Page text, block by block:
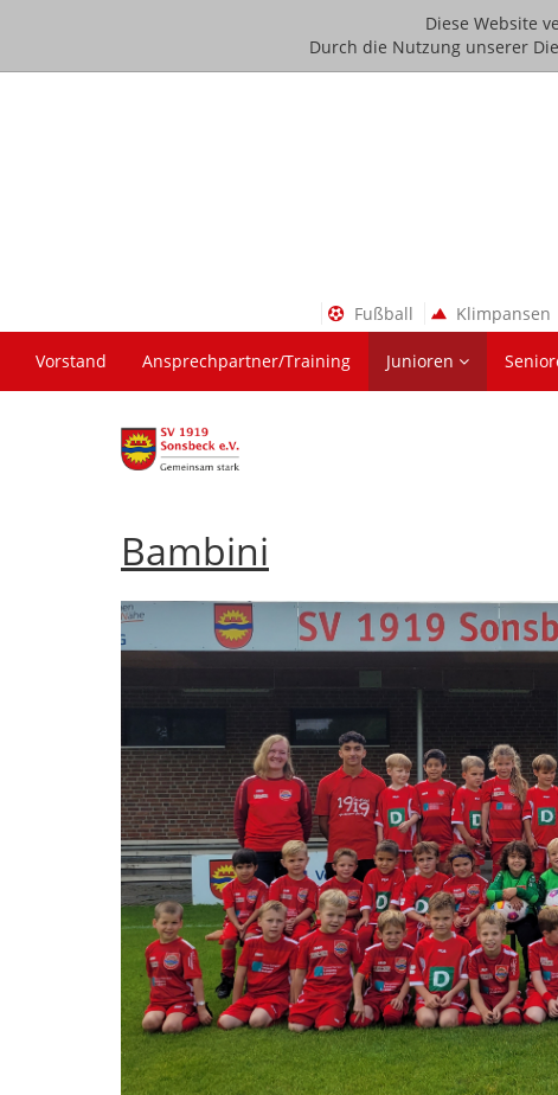
Diese Website
Durch die Nutzung unserer
Fußball Klimpansen
Vorstand Ansprechpartner/Training Junioren
Bambini